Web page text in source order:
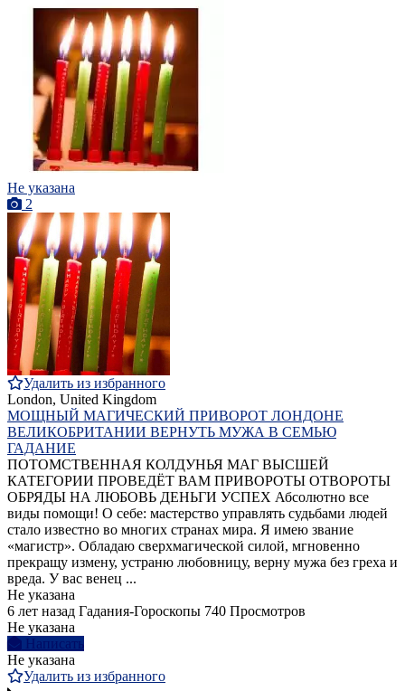
Не указана
2
Удалить из избранного
London, United Kingdom
МОЩНЫЙ МАГИЧЕСКИЙ ПРИВОРОТ ЛОНДОНЕ
ВЕЛИКОБРИТАНИИ ВЕРНУТЬ МУЖА В СЕМЬЮ
ГАДАНИЕ
ПОТОМСТВЕННАЯ КОЛДУНЬЯ МАГ ВЫСШЕЙ
КАТЕГОРИИ ПРОВЕДЁТ ВАМ ПРИВОРОТЫ ОТВОРОТЫ
ОБРЯДЫ НА ЛЮБОВЬ ДЕНЬГИ УСПЕХ Абсолютно все
виды помощи! О себе: мастерство управлять судьбами людей
стало известно во многих странах мира. Я имею звание
«магистр». Обладаю сверхмагической силой, мгновенно
прекращу измену, устраню любовницу, верну мужа без греха и
вреда. У вас венец ...
Не указана
6 лет назад Гадания-Гороскопы 740 Просмотров
Не указана
Написать
Не указана
Удалить из избранного